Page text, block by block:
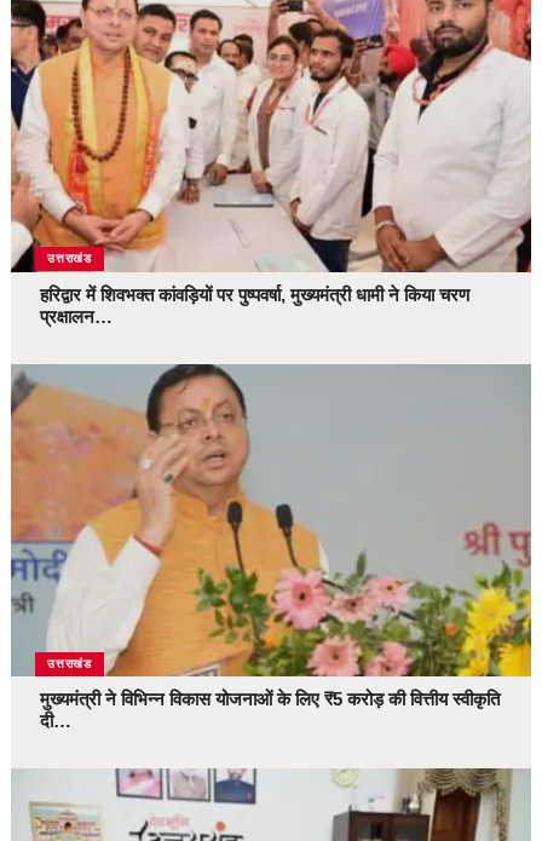
उत्तराखंड
हरिद्वार में शिवभक्त कांवड़ियों पर पुष्पवर्षा, मुख्यमंत्री धामी ने किया चरण
प्रक्षालन…
उत्तराखंड
मुख्यमंत्री ने विभिन्न विकास योजनाओं के लिए ₹5 करोड़ की वित्तीय स्वीकृति
दी…